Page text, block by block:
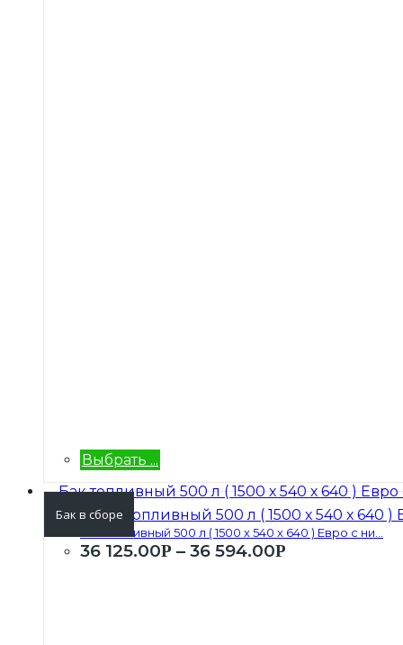
Выбрать ...
Бак в сборе
Бак топливный 500 л ( 1500 х 540 х 640 ) Евро с ни...
36 125.00Р – 36 594.00Р